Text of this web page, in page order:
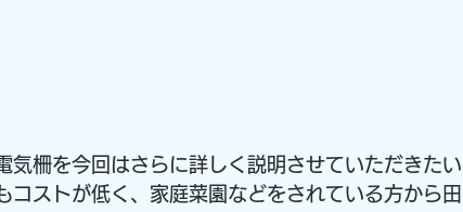
気柵を今回はさらに詳しく説明させていただきたい
コストが低く、家庭菜園などをされている方から田